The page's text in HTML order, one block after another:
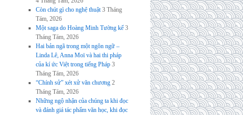
Còn chút gì cho nghệ thuật 3 Tháng
Tám, 2026
Một saga do Hoàng Minh Tường kể 3
Tháng Tám, 2026
Hai bản ngã trong một ngôn ngữ –
Linda Lê, Anna Moï và hai thi pháp
của kí ức Việt trong tiếng Pháp 3
Tháng Tám, 2026
“Chính sử” xét xử văn chương 2
Tháng Tám, 2026
Những ngộ nhận của chúng ta khi đọc
và đánh giá tác phẩm văn học, khi đọc